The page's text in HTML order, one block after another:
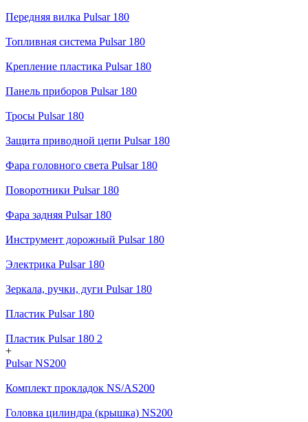
Передняя вилка Pulsar 180
Топливная система Pulsar 180
Крепление пластика Pulsar 180
Панель приборов Pulsar 180
Тросы Pulsar 180
Защита приводной цепи Pulsar 180
Фара головного света Pulsar 180
Поворотники Pulsar 180
Фара задняя Pulsar 180
Инструмент дорожный Pulsar 180
Электрика Pulsar 180
Зеркала, ручки, дуги Pulsar 180
Пластик Pulsar 180
Пластик Pulsar 180 2
+
Pulsar NS200
Комплект прокладок NS/AS200
Головка цилиндра (крышка) NS200